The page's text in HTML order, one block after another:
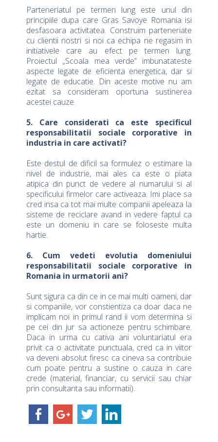
Parteneriatul pe termen lung este unul din
principiile dupa care Gras Savoye Romania isi
desfasoara activitatea. Construim parteneriate
cu clientii nostri si noi ca echipa ne regasim in
initiativele care au efect pe termen lung.
Proiectul „Scoala mea verde” imbunatateste
aspecte legate de eficienta energetica, dar si
legate de educatie. Din aceste motive nu am
ezitat sa consideram oportuna sustinerea
acestei cauze.
5. Care considerati ca este specificul
responsabilitatii sociale corporative in
industria in care activati?
Este destul de dificil sa formulez o estimare la
nivel de industrie, mai ales ca este o piata
atipica din punct de vedere al numarului si al
specificului firmelor care activeaza. Imi place sa
cred insa ca tot mai multe companii apeleaza la
sisteme de reciclare avand in vedere faptul ca
este un domeniu in care se foloseste multa
hartie.
6. Cum vedeti evolutia domeniului
responsabilitatii sociale corporative in
Romania in urmatorii ani?
Sunt sigura ca din ce in ce mai multi oameni, dar
si companiile, vor constientiza ca doar daca ne
implicam noi in primul rand ii vom determina si
pe cei din jur sa actioneze pentru schimbare.
Daca in urma cu cativa ani voluntariatul era
privit ca o activitate punctuala, cred ca in viitor
va deveni absolut firesc ca cineva sa contribuie
cum poate pentru a sustine o cauza in care
crede (material, financiar, cu servicii sau chiar
prin consultanta sau informatii).